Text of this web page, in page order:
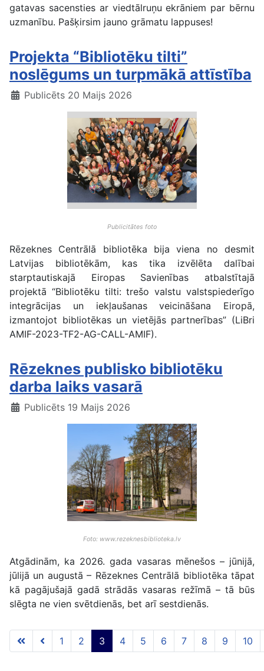
gatavas sacensties ar viedtālruņu ekrāniem par bērnu
uzmanību. Pašķirsim jauno grāmatu lappuses!
Projekta “Bibliotēku tilti”
noslēgums un turpmākā attīstība
Publicēts 20 Maijs 2026
Publicitātes foto
Rēzeknes Centrālā bibliotēka bija viena no desmit
Latvijas bibliotēkām, kas tika izvēlēta dalībai
starptautiskajā Eiropas Savienības atbalstītajā
projektā “Bibliotēku tilti: trešo valstu valstspiederīgo
integrācijas un iekļaušanas veicināšana Eiropā,
izmantojot bibliotēkas un vietējās partnerības” (LiBri
AMIF-2023-TF2-AG-CALL-AMIF).
Rēzeknes publisko bibliotēku
darba laiks vasarā
Publicēts 19 Maijs 2026
Foto: www.rezeknesbiblioteka.lv
Atgādinām, ka 2026. gada vasaras mēnešos – jūnijā,
jūlijā un augustā – Rēzeknes Centrālā bibliotēka tāpat
kā pagājušajā gadā strādās vasaras režīmā – tā būs
slēgta ne vien svētdienās, bet arī sestdienās.
3 lapa no 117
1 2 3 4 5 6 7 8 9 10